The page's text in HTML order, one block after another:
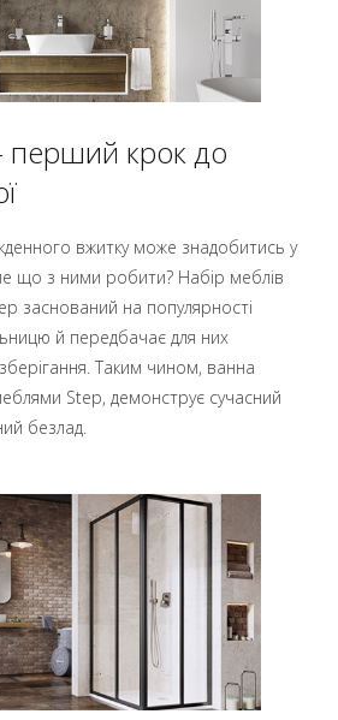
перший крок до
вжитку може знадобитись у
що з ними робити? Набір меблів
заснований на популярності
й передбачає для них
Таким чином, ванна
Step, демонструє сучасний
безлад.